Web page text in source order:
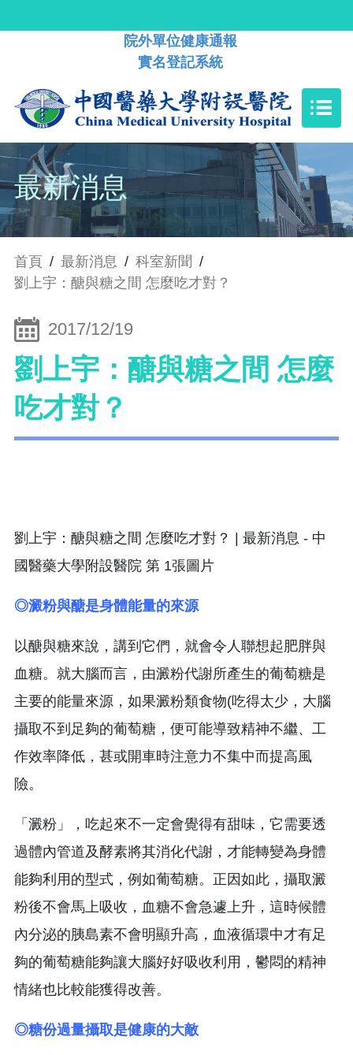
院外單位健康通報
實名登記系統
最新消息
首頁 / 最新消息 / 科室新聞 /
劉上宇：醣與糖之間 怎麼吃才對？
2017/12/19
劉上宇：醣與糖之間 怎麼
吃才對？
◎澱粉與醣是身體能量的來源
以醣與糖來說，講到它們，就會令人聯想起肥胖與
血糖。就大腦而言，由澱粉代謝所產生的葡萄糖是
主要的能量來源，如果澱粉類食物(吃得太少，大腦
攝取不到足夠的葡萄糖，便可能導致精神不繼、工
作效率降低，甚或開車時注意力不集中而提高風
險。
「澱粉」，吃起來不一定會覺得有甜味，它需要透
過體內管道及酵素將其消化代謝，才能轉變為身體
能夠利用的型式，例如葡萄糖。正因如此，攝取澱
粉後不會馬上吸收，血糖不會急遽上升，這時候體
內分泌的胰島素不會明顯升高，血液循環中才有足
夠的葡萄糖能夠讓大腦好好吸收利用，鬱悶的精神
情緒也比較能獲得改善。
◎糖份過量攝取是健康的大敵